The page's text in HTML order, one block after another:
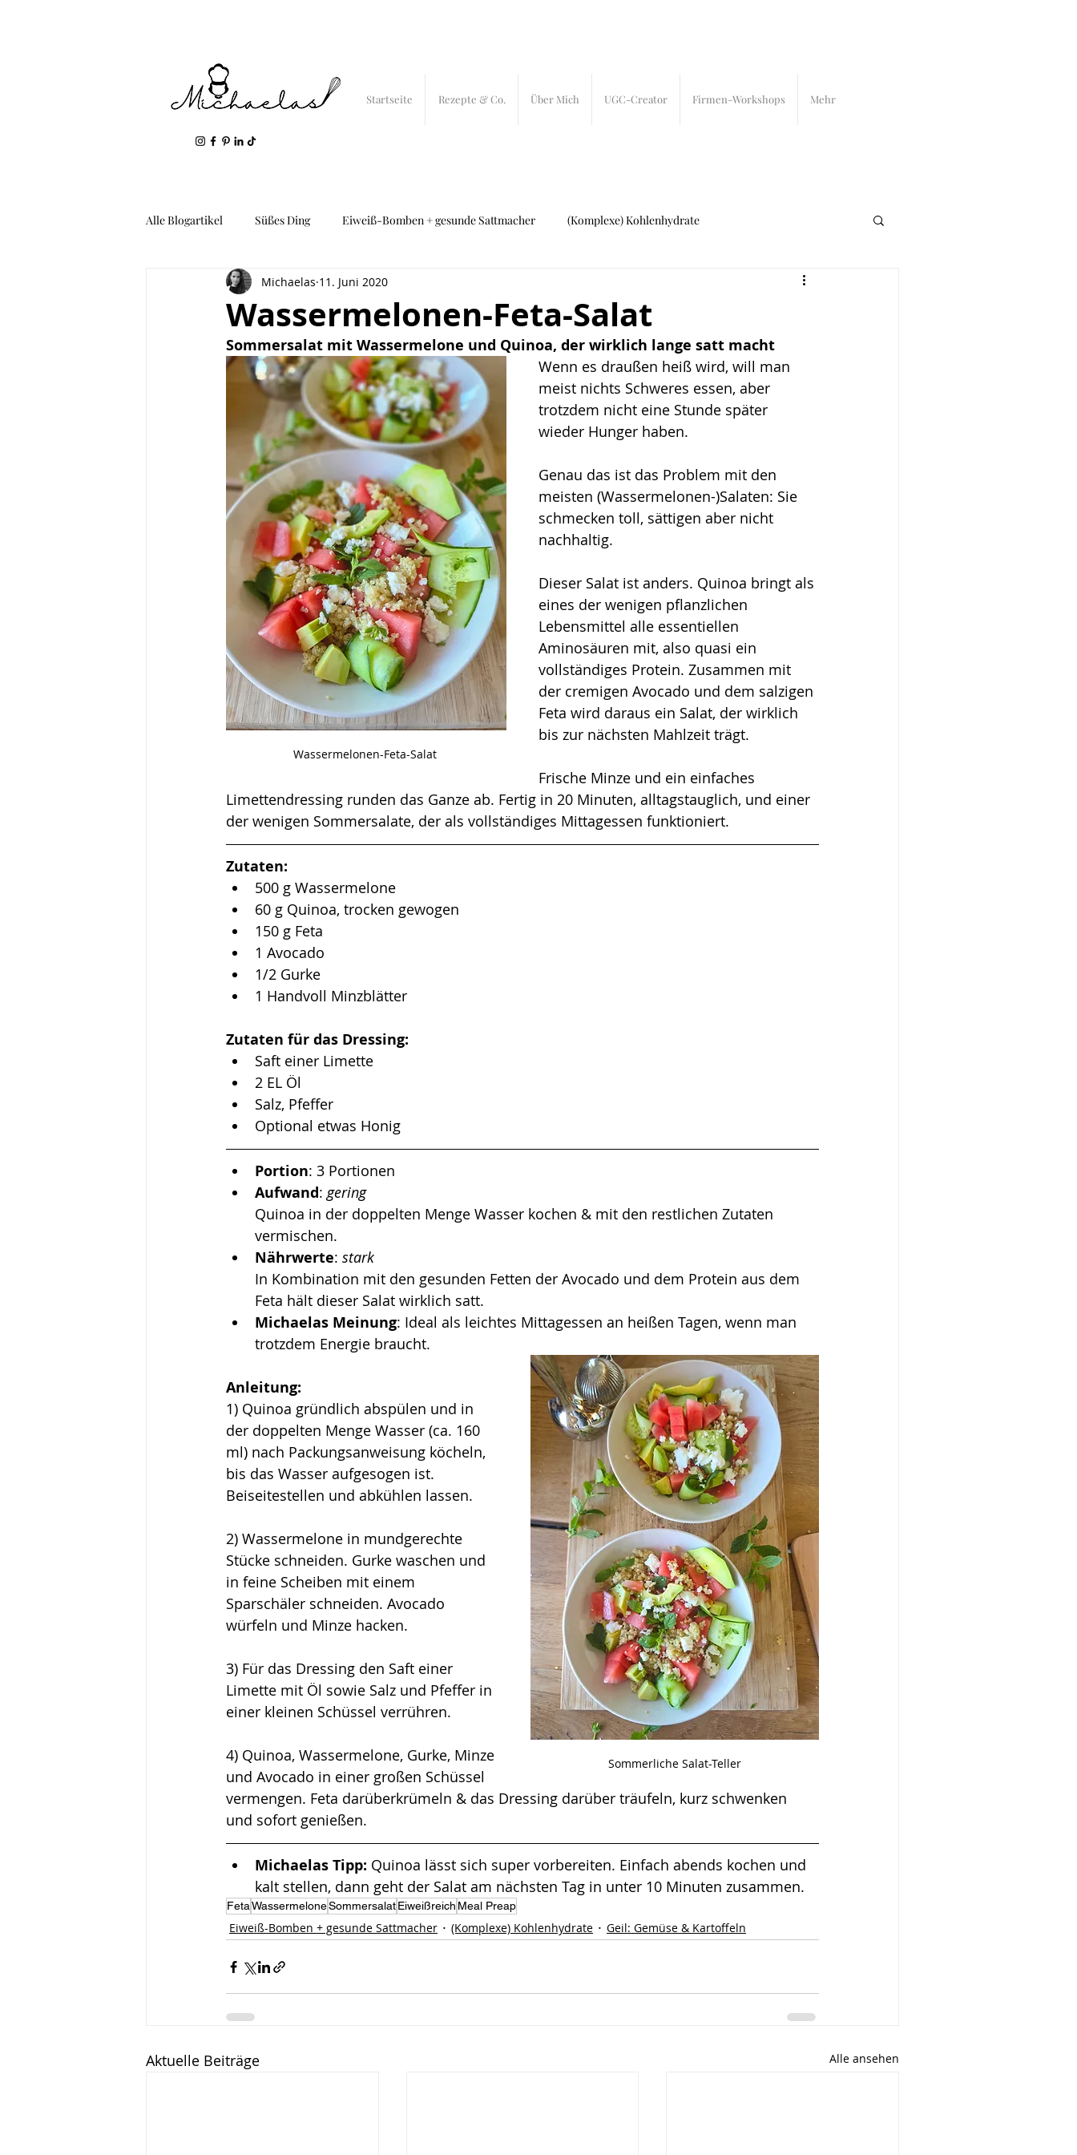
Startseite Rezepte & Co. Über Mich UGC-Creator Firmen-Workshops Mehr
Alle Blogartikel Süßes Ding Eiweiß-Bomben + gesunde Sattmacher (Komplexe) Kohlenhydrate
Geil: Gemüse & Kartoffeln Fisch und Fleisch
Wassermelonen-Feta-Salat
Michaelas 11. Juni 2020
Sommersalat mit Wassermelone und Quinoa, der wirklich lange satt macht
Wassermelonen-Feta-Salat
Wenn es draußen heiß wird, will man
meist nichts Schweres essen, aber
trotzdem nicht eine Stunde später
wieder Hunger haben.
Genau das ist das Problem mit den
meisten (Wassermelonen-)Salaten: Sie
schmecken toll, sättigen aber nicht
nachhaltig.
Dieser Salat ist anders. Quinoa bringt als
eines der wenigen pflanzlichen
Lebensmittel alle essentiellen
Aminosäuren mit, also quasi ein
vollständiges Protein. Zusammen mit
der cremigen Avocado und dem salzigen
Feta wird daraus ein Salat, der wirklich
bis zur nächsten Mahlzeit trägt.
Frische Minze und ein einfaches
Limettendressing runden das Ganze ab. Fertig in 20 Minuten, alltagstauglich, und einer
der wenigen Sommersalate, der als vollständiges Mittagessen funktioniert.
Zutaten:
500 g Wassermelone
60 g Quinoa, trocken gewogen
150 g Feta
1 Avocado
1/2 Gurke
1 Handvoll Minzblätter
Zutaten für das Dressing:
Saft einer Limette
2 EL Öl
Salz, Pfeffer
Optional etwas Honig
Portion: 3 Portionen
Aufwand: gering
Quinoa in der doppelten Menge Wasser kochen & mit den restlichen Zutaten
vermischen.
Nährwerte: stark
In Kombination mit den gesunden Fetten der Avocado und dem Protein aus dem
Feta hält dieser Salat wirklich satt.
Michaelas Meinung: Ideal als leichtes Mittagessen an heißen Tagen, wenn man
trotzdem Energie braucht.
Sommerliche Salat-Teller
Anleitung:
1) Quinoa gründlich abspülen und in
der doppelten Menge Wasser (ca. 160
ml) nach Packungsanweisung köcheln,
bis das Wasser aufgesogen ist.
Beiseitestellen und abkühlen lassen.
2) Wassermelone in mundgerechte
Stücke schneiden. Gurke waschen und
in feine Scheiben mit einem
Sparschäler schneiden. Avocado
würfeln und Minze hacken.
3) Für das Dressing den Saft einer
Limette mit Öl sowie Salz und Pfeffer in
einer kleinen Schüssel verrühren.
4) Quinoa, Wassermelone, Gurke, Minze
und Avocado in einer großen Schüssel
vermengen. Feta darüberkrümeln & das Dressing darüber träufeln, kurz schwenken
und sofort genießen.
Michaelas Tipp: Quinoa lässt sich super vorbereiten. Einfach abends kochen und
kalt stellen, dann geht der Salat am nächsten Tag in unter 10 Minuten zusammen.
FetaWassermeloneSommersalatEiweißreich Meal Preap
Eiweiß-Bomben + gesunde Sattmacher (Komplexe) Kohlenhydrate Geil: Gemüse & Kartoffeln
Aktuelle Beiträge Alle ansehen